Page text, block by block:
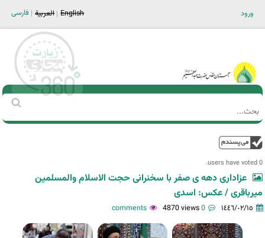
ورود فارسی العربية English
Main men-AR
استمارة
‏
0 users have voted.
عزاداری دهه ی صفر با سخنرانی حجت الاسلام والمسلمین
میرباقری / عکس: اسدی
١٤٤٦/٠٢/١٥ 0 comments
4870 views